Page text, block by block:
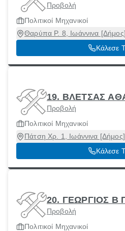
Προβολή
Πολιτικοί Μηχανικοί
Θαρύπα Ρ. 8, Ιωάννινα
Κάλεσε
19. ΒΛΕΤΣΑΣ
Προβολή
Πολιτικοί Μηχανικοί
Πάτση Χρ. 1, Ιωάννινα
Κάλεσε
20. ΓΕΩΡΓΙΟΣ Β
Προβολή
Πολιτικοί Μηχανικοί